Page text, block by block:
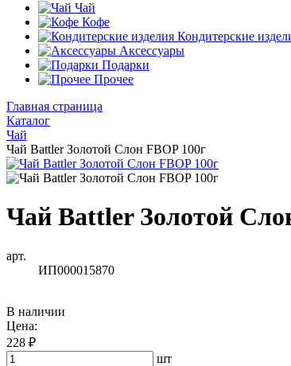
Чай
Кофе
Кондитерские
Аксессуары
Подарки
Прочее
Главная страница
Каталог
Чай
Чай Battler Золотой Слон FBOP 100г
Чай Battler Золотой
арт.
ИП000015870
В наличии
Цена:
228 ₽
шт